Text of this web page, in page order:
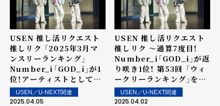
USEN 推し活リクエスト
推しリク 「2025年3月マ
ンスリーランキング」
Number_i「GOD_i」が1
位！アーティストとしては
4か月連続の1位を記録！
USEN／U-NEXT関連
2025.04.05
USEN 推し活リクエスト
推しリク ～通算7度目！
Number_i「GOD_i」が返
り咲き1位！ 第53回 「ウィ
ークリーランキング」を発
表～ 上位ランクイン楽曲
は街中・店内で配信！
USEN／U-NEXT関連
2025.04.02